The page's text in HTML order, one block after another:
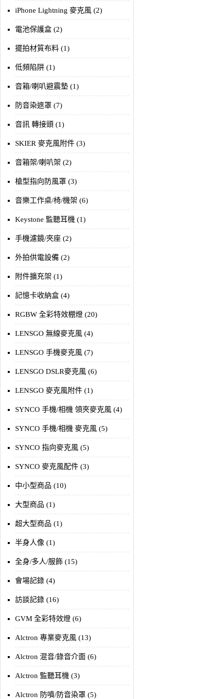
iPhone Lightning 麥克風 (2)
電池保護盒 (2)
擺拍材質布料 (1)
低頻陷阱 (1)
音箱/喇叭避震墊 (1)
防音染遮罩 (7)
音訊 轉接頭 (1)
SKIER 麥克風附件 (3)
音箱架/喇叭架 (2)
槍型指向防風罩 (3)
音樂工作桌/椅/機架 (6)
Keystone 監聽耳機 (1)
手機濾鏡/夾座 (2)
外拍供電設備 (2)
附件擴充架 (1)
記憶卡收納盒 (4)
RGBW 全彩特效棚燈 (20)
LENSGO 無線麥克風 (4)
LENSGO 手機麥克風 (7)
LENSGO DSLR麥克風 (6)
LENSGO 麥克風附件 (1)
SYNCO 手機/相機 領夾麥克風 (4)
SYNCO 手機/相機 麥克風 (5)
SYNCO 指向麥克風 (5)
SYNCO 麥克風配件 (3)
中小型商品 (10)
大型商品 (1)
超大型商品 (1)
半身人像 (1)
全身/多人/服飾 (15)
會場記錄 (4)
訪談記錄 (16)
GVM 全彩特效燈 (6)
Alctron 專業麥克風 (13)
Alctron 混音/錄音介面 (6)
Alctron 監聽耳機 (3)
Alctron 防噴/防音染罩 (5)